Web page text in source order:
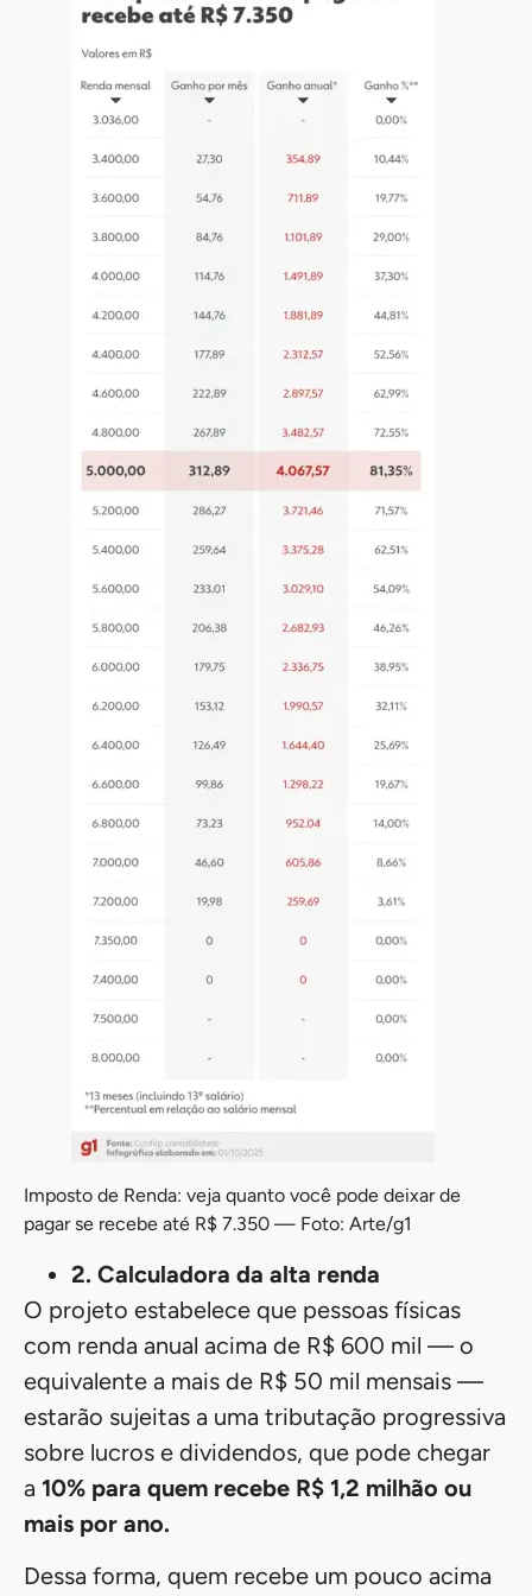
Imposto de Renda: veja quanto você pode deixar de
pagar se recebe até R$ 7.350 — Foto: Arte/g1
2. Calculadora da alta renda
O projeto estabelece que pessoas físicas
com renda anual acima de R$ 600 mil — o
equivalente a mais de R$ 50 mil mensais —
estarão sujeitas a uma tributação progressiva
sobre lucros e dividendos, que pode chegar
a 10% para quem recebe R$ 1,2 milhão ou
mais por ano.
Dessa forma, quem recebe um pouco acima